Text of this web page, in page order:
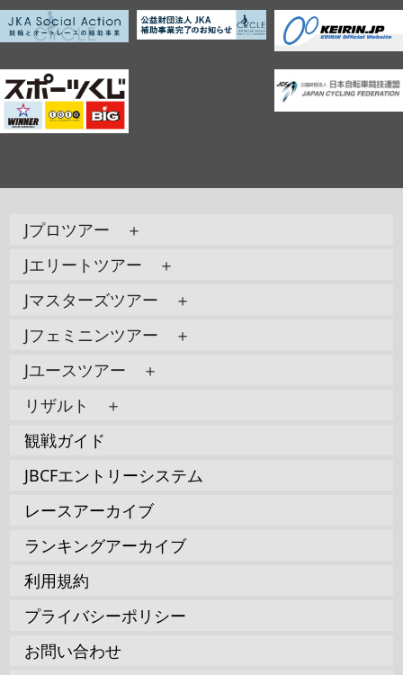
Jプロツアー ＋
Jエリートツアー ＋
Jマスターズツアー ＋
Jフェミニンツアー ＋
Jユースツアー ＋
リザルト ＋
観戦ガイド
JBCFエントリーシステム
レースアーカイブ
ランキングアーカイブ
利用規約
プライバシーポリシー
お問い合わせ